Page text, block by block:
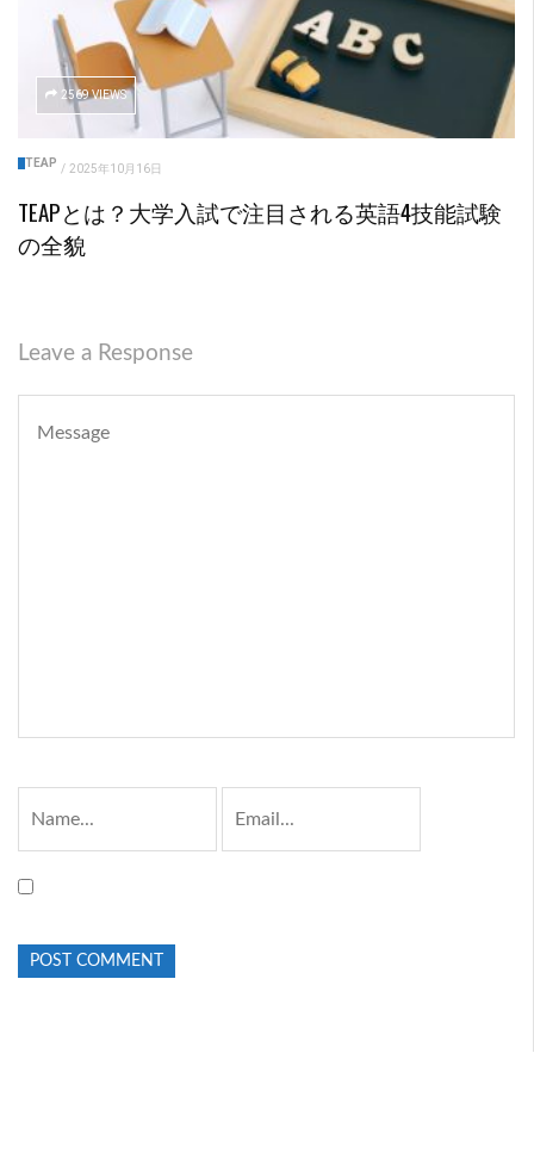
2569 VIEWS
TEAP / 2025年10月16日
TEAPとは？大学入試で注目される英語4技能試験
の全貌
Leave a Response